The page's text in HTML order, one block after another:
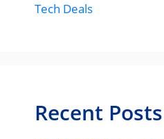
Tech Deals
Recent Posts